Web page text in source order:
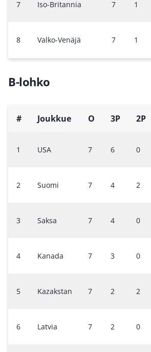
7 Iso-Britannia 7 1
8 Valko-Venäjä 7 1
B-lohko
# Joukkue O 3P 2P
1 USA 7 6 0
2 Suomi 7 4 2
3 Saksa 7 4 0
4 Kanada 7 3 0
5 Kazakstan 7 2 2
6 Latvia 7 2 0